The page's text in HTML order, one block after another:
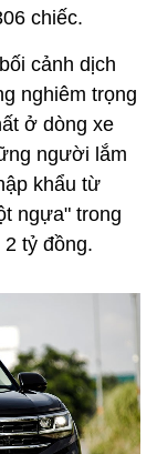
chiếc.
cảnh dịch
nghiêm trọng
ở dòng xe
người lắm
khẩu từ
ngựa" trong
tỷ đồng.